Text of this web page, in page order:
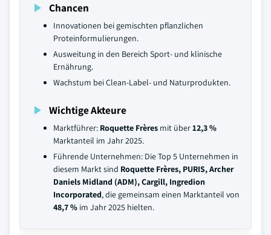
Chancen
Innovationen bei gemischten pflanzlichen
Proteinformulierungen.
Ausweitung in den Bereich Sport- und klinische
Ernährung.
Wachstum bei Clean-Label- und Naturprodukten.
Wichtige Akteure
Marktführer: Roquette Frères mit über12,3 %
Marktanteil im Jahr 2025.
Führende Unternehmen: Die Top 5 Unternehmen in
diesem Markt sind Roquette Frères, PURIS, Archer
Daniels Midland (ADM), Cargill, Ingredion
Incorporated, die gemeinsam einen Marktanteil von
48,7 % im Jahr 2025 hielten.